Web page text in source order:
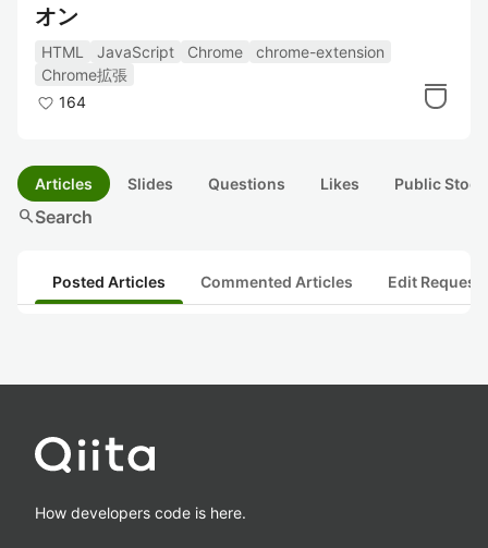
オン
HTML JavaScript Chrome
chrome-extension
Chrome拡張
164
Articles Slides Questions Likes Public
searchSearch
Posted Articles Commented Articles Edit
How developers code is here.